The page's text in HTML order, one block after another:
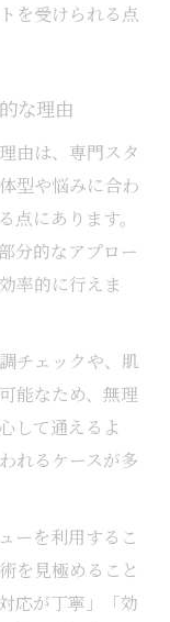
を受けられる点
な理由
由は、専門スタ
型や悩みに合わ
にあります。
分的なアプロー
率的に行えま
チェックや、肌
能なため、無理
して通えるよ
れるケースが多
ーを利用するこ
を見極めること
応が丁寧」「効